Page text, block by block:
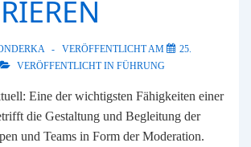
VERÖFFENTLICHT AM
25.
VERÖFFENTLICHT IN FÜHRUNG
Eine der wichtigsten Fähigkeiten einer
die Gestaltung und Begleitung der
und Teams in Form der Moderation.